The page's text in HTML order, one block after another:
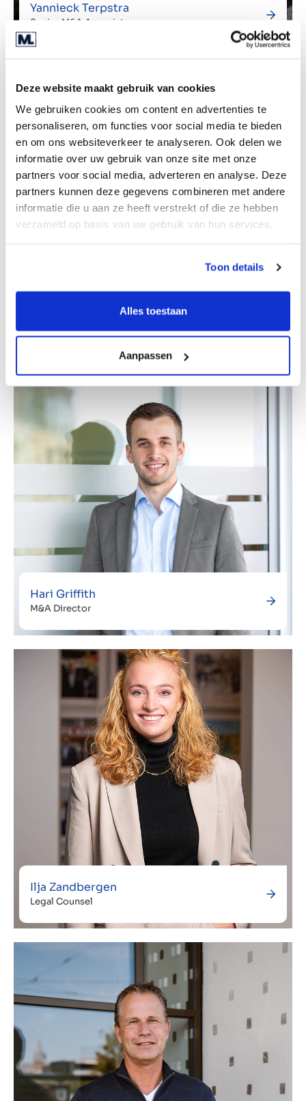
Deze website maakt gebruik van cookies
We gebruiken cookies om content en advertenties te
personaliseren, om functies voor social media te bieden
en om ons websiteverkeer te analyseren. Ook delen we
informatie over uw gebruik van onze site met onze
partners voor social media, adverteren en analyse. Deze
partners kunnen deze gegevens combineren met andere
informatie die u aan ze heeft verstrekt of die ze hebben
verzameld op basis van uw gebruik van hun services.
Toon details
Alles toestaan
Aanpassen
Yannieck Terpstra
Senior M&A Associate
Business Developer - GER - DUS
Hari Griffith
M&A Director
Ilja Zandbergen
Legal Counsel